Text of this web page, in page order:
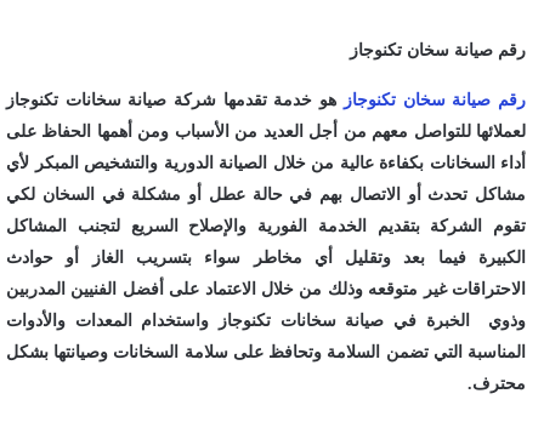
رقم صيانة سخان تكنوجاز
رقم صيانة سخان تكنوجاز
هو خدمة تقدمها شركة صيانة سخانات تكنوجاز
لعملائها للتواصل معهم من أجل العديد من الأسباب ومن أهمها الحفاظ على
أداء السخانات بكفاءة عالية من خلال الصيانة الدورية والتشخيص المبكر لأي
مشاكل تحدث أو الاتصال بهم في حالة عطل أو مشكلة في السخان لكي
تقوم الشركة بتقديم الخدمة الفورية والإصلاح السريع لتجنب المشاكل
الكبيرة فيما بعد وتقليل أي مخاطر سواء بتسريب الغاز أو حوادث
الاحتراقات غير متوقعه وذلك من خلال الاعتماد على أفضل الفنيين المدربين
وذوي الخبرة في صيانة سخانات تكنوجاز واستخدام المعدات والأدوات
المناسبة التي تضمن السلامة وتحافظ على سلامة السخانات وصيانتها بشكل
محترف.